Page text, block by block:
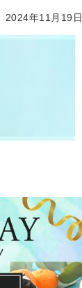
2024年11月19日